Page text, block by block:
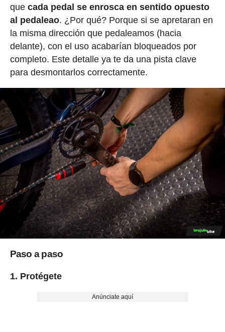
que cada pedal se enrosca en sentido opuesto
al pedaleao. ¿Por qué? Porque si se apretaran en
la misma dirección que pedaleamos (hacia
delante), con el uso acabarían bloqueados por
completo. Este detalle ya te da una pista clave
para desmontarlos correctamente.
Paso a paso
1. Protégete
Anúnciate aquí